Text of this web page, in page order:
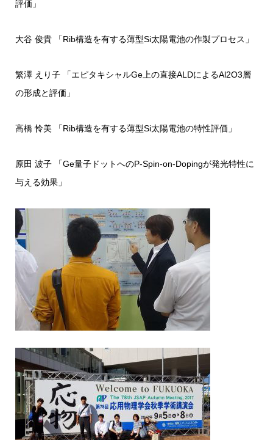
評価」
大谷 俊貴 「Rib構造を有する薄型Si太陽電池の作製プロセス」
繁澤 えり子 「エピタキシャルGe上の直接ALDによるAl2O3層
の形成と評価」
高橋 怜美 「Rib構造を有する薄型Si太陽電池の特性評価」
原田 波子 「Ge量子ドットへのP-Spin-on-Dopingが発光特性に
与える効果」